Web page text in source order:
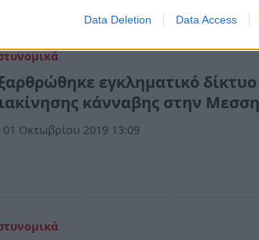
Data Deletion Data Access
εγκληματικό δίκτυο
κάνναβης στην
01 Οκτωβρίου 2019 13:09